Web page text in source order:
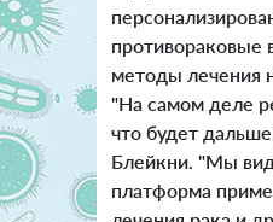
противораковые
методы лечения
"На самом деле
что будет
Блейкни. "Мы
платформа